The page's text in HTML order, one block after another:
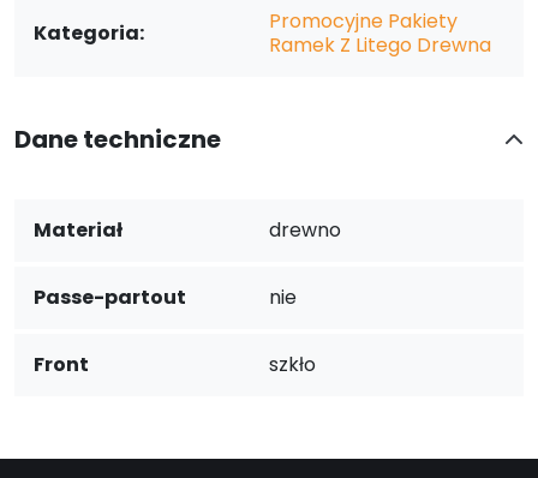
Kategoria:
Promocyjne Pakiety
Ramek Z Litego Drewna
Dane techniczne
Materiał drewno
Passe-partout nie
Front szkło